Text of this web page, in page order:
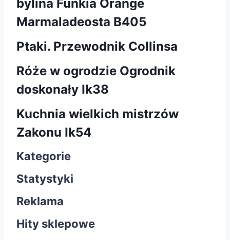
bylina Funkia Orange
Marmaladeosta B405
Ptaki. Przewodnik Collinsa
Róże w ogrodzie Ogrodnik
doskonały Ik38
Kuchnia wielkich mistrzów
Zakonu Ik54
Kategorie
Statystyki
Reklama
Hity sklepowe